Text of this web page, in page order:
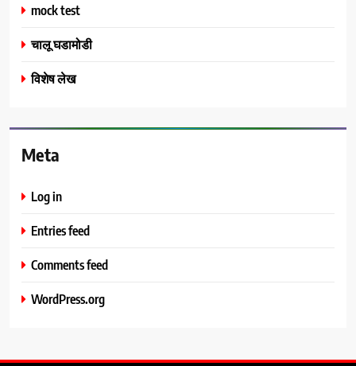
mock test
चालू घडामोडी
विशेष लेख
Meta
Log in
Entries feed
Comments feed
WordPress.org